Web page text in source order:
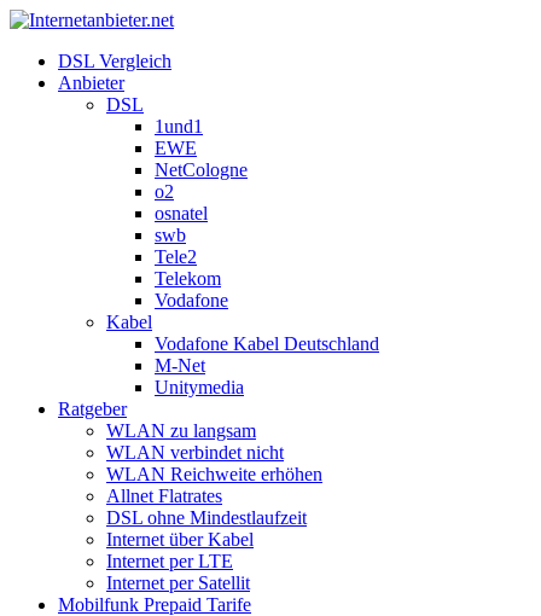
DSL Vergleich
Anbieter
DSL
1und1
EWE
NetCologne
o2
osnatel
swb
Tele2
Telekom
Vodafone
Kabel
Vodafone Kabel Deutschland
M-Net
Unitymedia
Ratgeber
WLAN zu langsam
WLAN verbindet nicht
WLAN Reichweite erhöhen
Allnet Flatrates
DSL ohne Mindestlaufzeit
Internet über Kabel
Internet per LTE
Internet per Satellit
Mobilfunk Prepaid Tarife